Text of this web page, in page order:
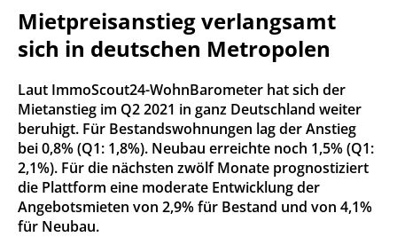
Mietpreisanstieg verlangsamt
sich in deutschen Metropolen
Laut ImmoScout24-WohnBarometer hat sich der
Mietanstieg im Q2 2021 in ganz Deutschland weiter
beruhigt. Für Bestandswohnungen lag der Anstieg
bei 0,8% (Q1: 1,8%). Neubau erreichte noch 1,5% (Q1:
2,1%). Für die nächsten zwölf Monate prognostiziert
die Plattform eine moderate Entwicklung der
Angebotsmieten von 2,9% für Bestand und von 4,1%
für Neubau.